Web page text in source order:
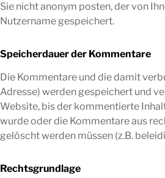
Sie nicht anonym posten, der von
Nutzername gespeichert.
Speicherdauer der Kommentare
Die Kommentare und die damit
Adresse) werden gespeichert und
Website, bis der kommentierte
wurde oder die Kommentare aus
gelöscht werden müssen (z.B.
Rechtsgrundlage